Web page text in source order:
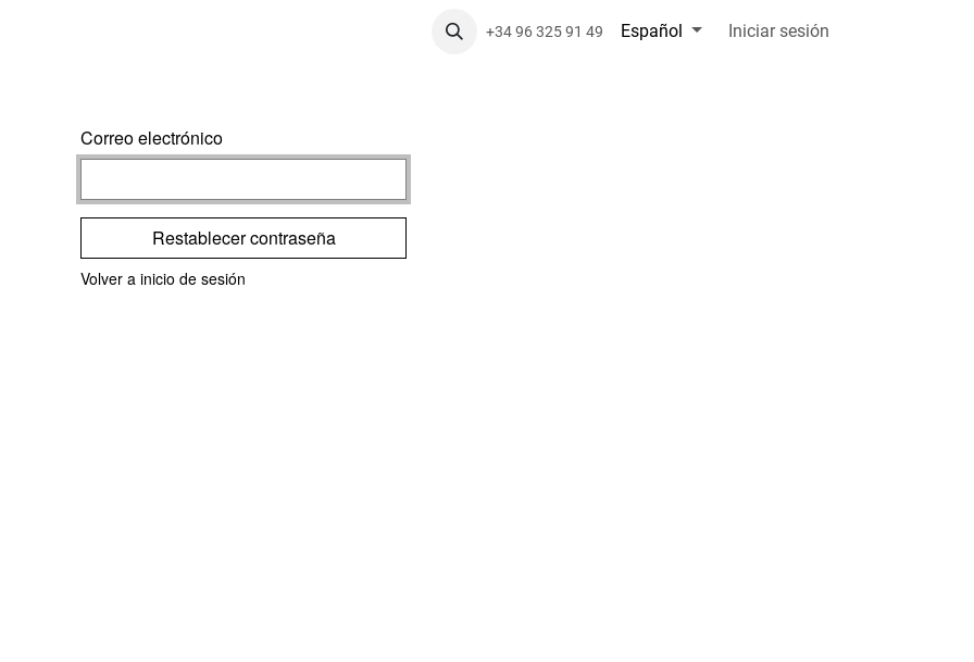
+34 96 325 91 49 Español Iniciar sesión
Correo electrónico
Restablecer contraseña
Volver a inicio de sesión